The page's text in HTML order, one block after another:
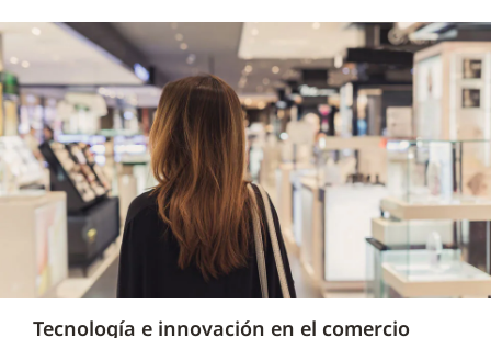
Tecnología e innovación en el comercio